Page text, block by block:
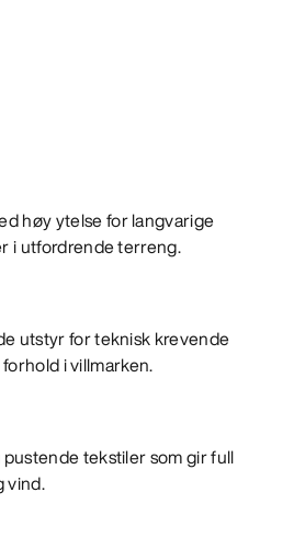
høy ytelse for langvarige
i utfordrende terreng.
utstyr for teknisk krevende
i villmarken.
tekstiler som gir full
vind.